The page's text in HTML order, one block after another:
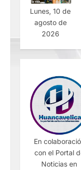
Lunes, 10 de
agosto de
2026
En
con el Portal
Noticias en